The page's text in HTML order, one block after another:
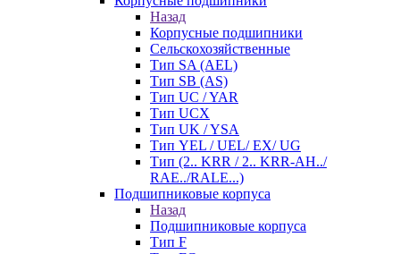
Назад
Корпусные подшипники
Сельскохозяйственные
Тип SA (AEL)
Тип SB (AS)
Тип UC / YAR
Тип UCX
Тип UK / YSA
Тип YEL / UEL/ EX/ UG
Тип (2.. KRR / 2.. KRR-AH../
RAE../RALE...)
Подшипниковые корпуса
Назад
Подшипниковые корпуса
Тип F